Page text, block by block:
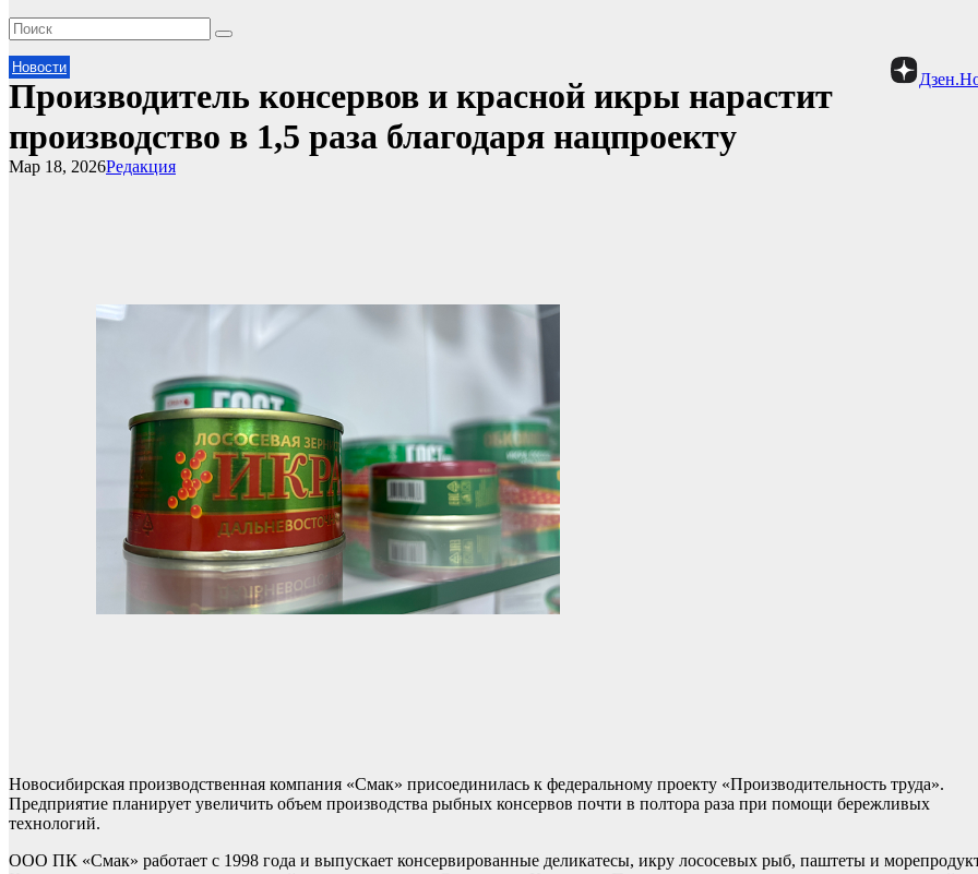
Новости
Производитель консервов и красной икры нарастит
производство в 1,5 раза благодаря нацпроекту
Редакция
Мар 18, 2026
Новосибирская производственная компания «Смак» присоединилась к федеральному проекту «Производительность труда».
Предприятие планирует увеличить объем производства рыбных консервов почти в полтора раза при помощи бережливых
технологий.
ООО ПК «Смак» работает с 1998 года и выпускает консервированные деликатесы, икру лососевых рыб, паштеты и